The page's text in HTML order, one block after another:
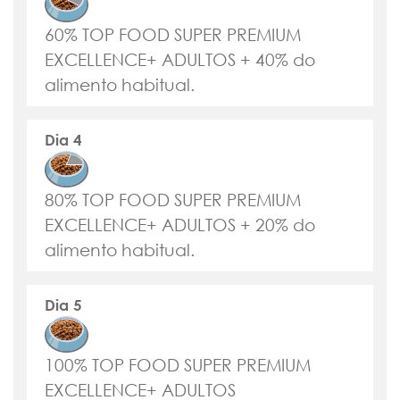
60% TOP FOOD SUPER PREMIUM
EXCELLENCE+ ADULTOS + 40% do
alimento habitual.
Dia 4
80% TOP FOOD SUPER PREMIUM
EXCELLENCE+ ADULTOS + 20% do
alimento habitual.
Dia 5
100% TOP FOOD SUPER PREMIUM
EXCELLENCE+ ADULTOS